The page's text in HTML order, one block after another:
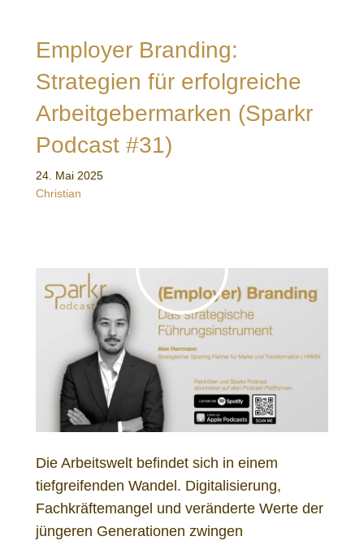
Employer Branding:
Strategien für erfolgreiche
Arbeitgebermarken (Sparkr
Podcast #31)
24. Mai 2025
Christian
Die Arbeitswelt befindet sich in einem
tiefgreifenden Wandel. Digitalisierung,
Fachkräftemangel und veränderte Werte der
jüngeren Generationen zwingen